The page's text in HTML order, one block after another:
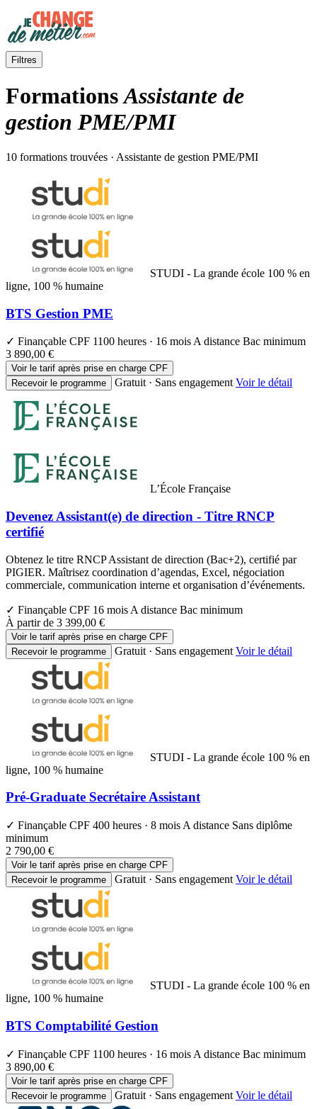
Filtres
FormationsAssistante de
gestion PME/PMI
10 formations trouvées · Assistante de gestion PME/PMI
STUDI - La grande école 100 % en
ligne, 100 % humaine
BTS Gestion PME
✓ Finançable CPF 1100 heures · 16 mois A distance Bac minimum
3 890,00 €
Voir le tarif après prise en charge CPF
Recevoir le programme
Gratuit · Sans engagement Voir le détail
L’École Française
Devenez Assistant(e) de direction - Titre RNCP
certifié
Obtenez le titre RNCP Assistant de direction (Bac+2), certifié par
PIGIER. Maîtrisez coordination d’agendas, Excel, négociation
commerciale, communication interne et organisation d’événements.
✓ Finançable CPF 16 mois A distance Bac minimum
À partir de 3 399,00 €
Voir le tarif après prise en charge CPF
Recevoir le programme
Gratuit · Sans engagement Voir le détail
STUDI - La grande école 100 % en
ligne, 100 % humaine
Pré-Graduate Secrétaire Assistant
✓ Finançable CPF 400 heures · 8 mois A distance Sans diplôme
minimum
2 790,00 €
Voir le tarif après prise en charge CPF
Recevoir le programme
Gratuit · Sans engagement Voir le détail
STUDI - La grande école 100 % en
ligne, 100 % humaine
BTS Comptabilité Gestion
✓ Finançable CPF 1100 heures · 16 mois A distance Bac minimum
3 890,00 €
Voir le tarif après prise en charge CPF
Recevoir le programme
Gratuit · Sans engagement Voir le détail